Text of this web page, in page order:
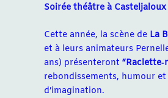
Soirée théâtre à
Cette année, la scène de La
et à leurs animateurs
ans) présenteront
rebondissements, humour
d’imagination.